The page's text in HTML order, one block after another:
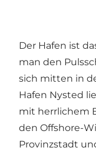
Der Hafen ist
man den
sich mitten in
Hafen Nysted
mit herrlichem
den Offshore-
Provinzstadt